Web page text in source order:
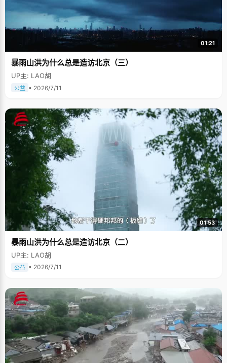
01:21
暴雨山洪为什么总是造访北京（三）
UP主: LAO胡
公益 • 2026/7/11
01:53
暴雨山洪为什么总是造访北京（二）
UP主: LAO胡
公益 • 2026/7/11